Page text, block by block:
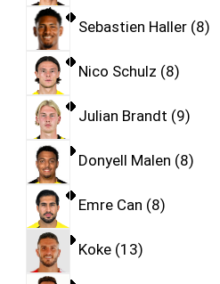
Sebastien Haller 8
Nico Schulz 8
Julian Brandt 9
Donyell Malen 8
Emre Can 8
Koke 13